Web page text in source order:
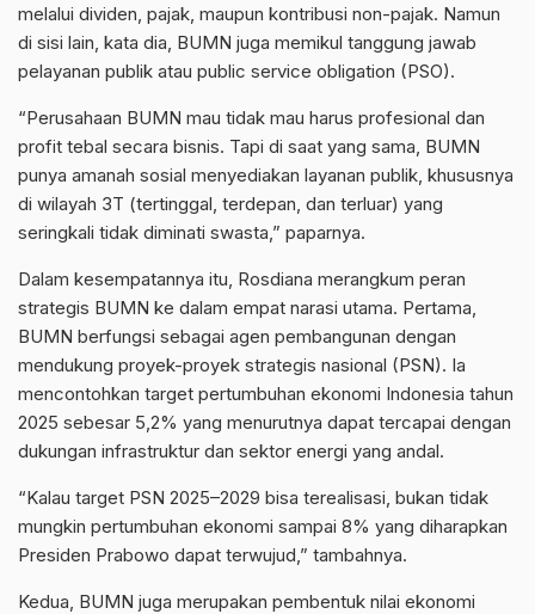
melalui dividen, pajak, maupun kontribusi non-pajak. Namun
di sisi lain, kata dia, BUMN juga memikul tanggung jawab
pelayanan publik atau public service obligation (PSO).
“Perusahaan BUMN mau tidak mau harus profesional dan
profit tebal secara bisnis. Tapi di saat yang sama, BUMN
punya amanah sosial menyediakan layanan publik, khususnya
di wilayah 3T (tertinggal, terdepan, dan terluar) yang
seringkali tidak diminati swasta,” paparnya.
Dalam kesempatannya itu, Rosdiana merangkum peran
strategis BUMN ke dalam empat narasi utama. Pertama,
BUMN berfungsi sebagai agen pembangunan dengan
mendukung proyek-proyek strategis nasional (PSN). Ia
mencontohkan target pertumbuhan ekonomi Indonesia tahun
2025 sebesar 5,2% yang menurutnya dapat tercapai dengan
dukungan infrastruktur dan sektor energi yang andal.
“Kalau target PSN 2025–2029 bisa terealisasi, bukan tidak
mungkin pertumbuhan ekonomi sampai 8% yang diharapkan
Presiden Prabowo dapat terwujud,” tambahnya.
Kedua, BUMN juga merupakan pembentuk nilai ekonomi